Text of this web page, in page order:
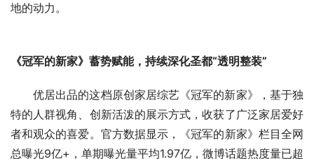
地的动力。
《冠军的新家》蓄势赋能，持续深化圣都“透明整装”
优居出品的这档原创家居综艺《冠军的新家》，基于独
特的人群视角、创新活泼的展示方式，收获了广泛家居爱好
者和观众的喜爱。官方数据显示，《冠军的新家》栏目全网
总曝光9亿+，单期曝光量平均1.97亿，微博话题热度量已超